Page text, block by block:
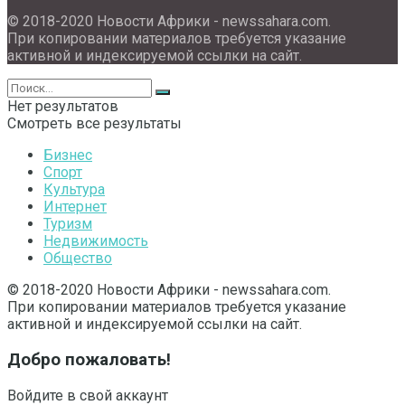
© 2018-2020 Новости Африки - newssahara.com.
При копировании материалов требуется указание
активной и индексируемой ссылки на сайт.
Нет результатов
Смотреть все результаты
Бизнес
Спорт
Культура
Интернет
Туризм
Недвижимость
Общество
© 2018-2020 Новости Африки - newssahara.com.
При копировании материалов требуется указание
активной и индексируемой ссылки на сайт.
Добро пожаловать!
Войдите в свой аккаунт